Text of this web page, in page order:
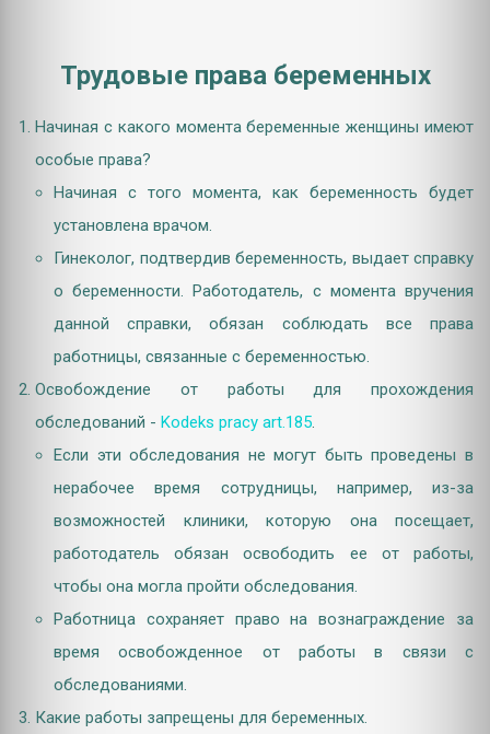
Трудовые права беременных
Начиная с какого момента беременные женщины имеют
особые права?
Начиная с того момента, как беременность будет
установлена врачом.
Гинеколог, подтвердив беременность, выдает справку
о беременности. Работодатель, с момента вручения
данной справки, обязан соблюдать все права
работницы, связанные с беременностью.
Освобождение от работы для прохождения
обследований - Kodeks pracy art.185.
Если эти обследования не могут быть проведены в
нерабочее время сотрудницы, например, из-за
возможностей клиники, которую она посещает,
работодатель обязан освободить ее от работы,
чтобы она могла пройти обследования.
Работница сохраняет право на вознаграждение за
время освобожденное от работы в связи с
обследованиями.
Какие работы запрещены для беременных.